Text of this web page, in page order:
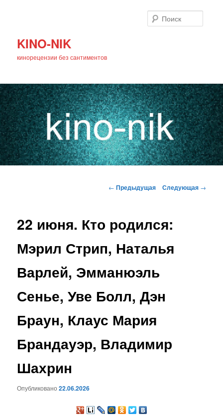
KINO-NIK
кинорецензии без сантиментов
основному
Навигация
← Предыдущая Следующая →
22 июня. Кто родился:
Мэрил Стрип, Наталья
Варлей, Эмманюэль
Сенье, Уве Болл, Дэн
Браун, Клаус Мария
Брандауэр, Владимир
Шахрин
Опубликовано22.06.2026